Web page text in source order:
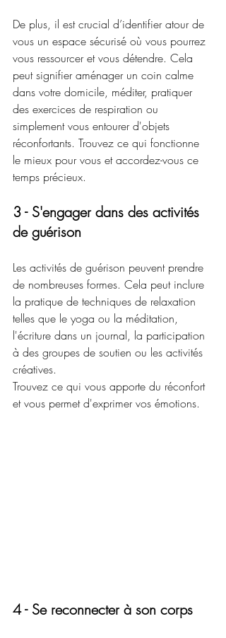
De plus, il est crucial d’identifier atour de
vous un espace sécurisé où vous pourrez
vous ressourcer et vous détendre. Cela
peut signifier aménager un coin calme
dans votre domicile, méditer, pratiquer
des exercices de respiration ou
simplement vous entourer d'objets
réconfortants. Trouvez ce qui fonctionne
le mieux pour vous et accordez-vous ce
temps précieux.
3 - S'engager dans des activités
de guérison
Les activités de guérison peuvent prendre
de nombreuses formes. Cela peut inclure
la pratique de techniques de relaxation
telles que le yoga ou la méditation,
l'écriture dans un journal, la participation
à des groupes de soutien ou les activités
créatives.
Trouvez ce qui vous apporte du réconfort
et vous permet d'exprimer vos émotions.
4 - Se reconnecter à son corps